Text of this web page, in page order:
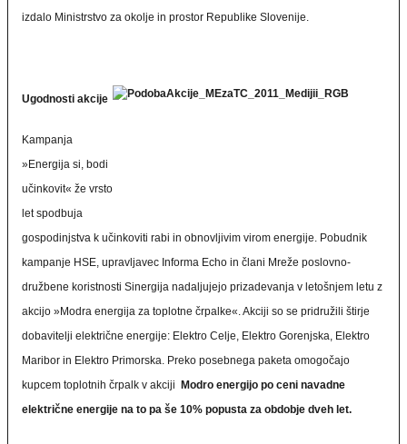
izdalo Ministrstvo za okolje in prostor Republike Slovenije.
Ugodnosti akcije
Kampanja
»Energija si, bodi
učinkovit« že vrsto
let spodbuja
gospodinjstva k učinkoviti rabi in obnovljivim virom energije. Pobudnik
kampanje HSE, upravljavec Informa Echo in člani Mreže poslovno-
družbene koristnosti Sinergija nadaljujejo prizadevanja v letošnjem letu z
akcijo »Modra energija za toplotne črpalke«. Akciji so se pridružili štirje
dobavitelji električne energije: Elektro Celje, Elektro Gorenjska, Elektro
Maribor in Elektro Primorska. Preko posebnega paketa omogočajo
kupcem toplotnih črpalk v akciji
Modro energijo po ceni navadne
električne energije na to pa še 10% popusta za obdobje dveh let.